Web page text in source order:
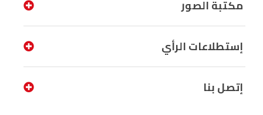
مكتبة الصور
إستطلاعات الرأي
إتصل بنا